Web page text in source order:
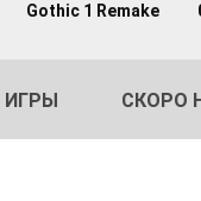
Gothic 1 Remake
ИГРЫ СКОРО